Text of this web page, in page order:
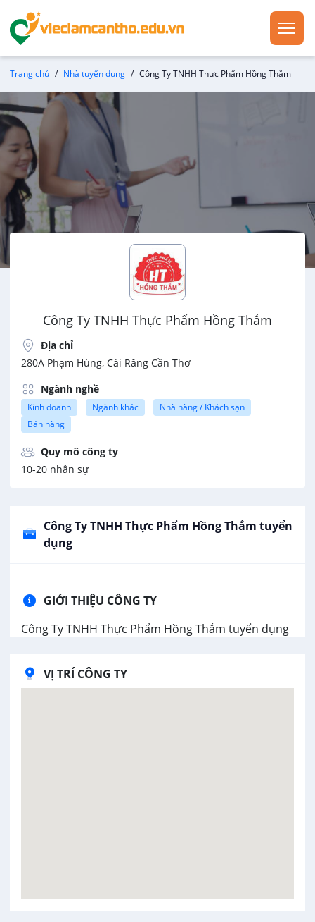
Trang chủ Nhà tuyển dụng Công Ty TNHH Thực Phẩm Hồng Thắm
Công Ty TNHH Thực Phẩm Hồng Thắm
Địa chỉ
280A Phạm Hùng, Cái Răng Cần Thơ
Ngành nghề
Kinh doanh Ngành khác
Nhà hàng / Khách sạn
Bán hàng
Quy mô công ty
10-20 nhân sự
Công Ty TNHH Thực Phẩm Hồng Thắm tuyển
dụng
GIỚI THIỆU CÔNG TY
Công Ty TNHH Thực Phẩm Hồng Thắm tuyển dụng
VỊ TRÍ CÔNG TY